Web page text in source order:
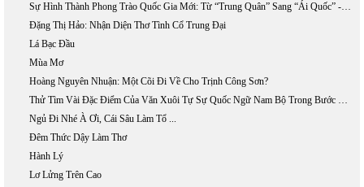
Sự Hình Thành Phong Trào Quốc Gia Mới: Từ “Trung Quân” Sang “Ái Quốc” - Phần 2
Đặng Thị Hảo: Nhận Diện Thơ Tình Cổ Trung Đại
Lá Bạc Đầu
Mùa Mơ
Hoàng Nguyên Nhuận: Một Cõi Đi Về Cho Trịnh Công Sơn?
Thử Tìm Vài Đặc Điểm Của Văn Xuôi Tự Sự Quốc Ngữ Nam Bộ Trong Bước Khởi Đầu
Ngủ Đi Nhé À Ơi, Cái Sâu Làm Tổ ...
Đêm Thức Dậy Làm Thơ
Hành Lý
Lơ Lửng Trên Cao